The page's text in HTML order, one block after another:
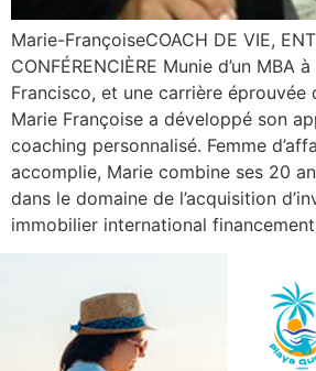
Marie-FrançoiseCOACH DE VIE,
CONFÉRENCIÈRE Munie d’un MBA
Francisco, et une carrière éprouvée
Marie Françoise a développé son
coaching personnalisé. Femme
accomplie, Marie combine ses 20
dans le domaine de l’acquisition
immobilier international